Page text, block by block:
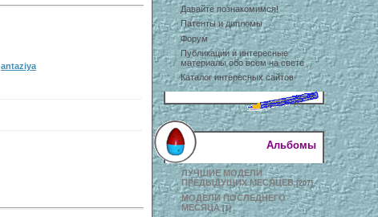
antaziya
Давайте познакомимся!
Патенты и дипломы
Форум
Публикации и интересные
материалы обо всем на свете
Каталог интересных сайтов
Альбомы
ЛУЧШИЕ МОДЕЛИ
ПРЕДЫДУЩИХ МЕСЯЦЕВ [207]
МОДЕЛИ ПОСЛЕДНЕГО
МЕСЯЦА [1]